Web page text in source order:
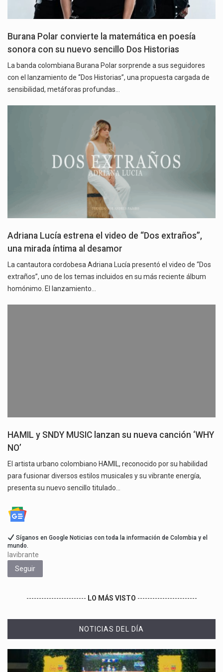
Burana Polar convierte la matemática en poesía
sonora con su nuevo sencillo Dos Historias
La banda colombiana Burana Polar sorprende a sus seguidores
con el lanzamiento de “Dos Historias”, una propuesta cargada de
sensibilidad, metáforas profundas…
Adriana Lucía estrena el video de “Dos extraños”,
una mirada íntima al desamor
La cantautora cordobesa Adriana Lucía presentó el video de “Dos
extraños”, uno de los temas incluidos en su más reciente álbum
homónimo. El lanzamiento…
HAMIL y SNDY MUSIC lanzan su nueva canción ‘WHY
NO’
El artista urbano colombiano HAMIL, reconocido por su habilidad
para fusionar diversos estilos musicales y su vibrante energía,
presenta su nuevo sencillo titulado…
Síganos en Google Noticias con toda la información de Colombia y el
mundo.
lavibrante
Seguir
------------------------ LO MÁS VISTO ------------------------
NOTICIAS DEL DÍA